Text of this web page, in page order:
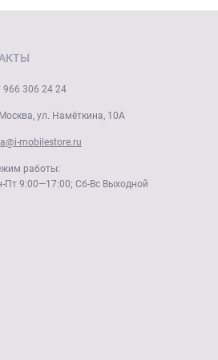
мягкими боковыми вставками
удары и упрощает
процесс окисления.
материал.
966 306 24 24
ул. Намёткина, 10А
mobilestore.ru
работы:
Пт 9:00—17:00; Сб-Вс Выходной